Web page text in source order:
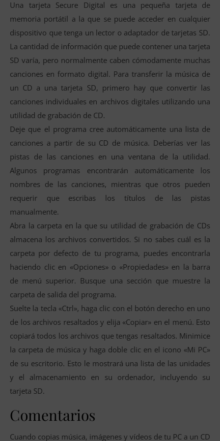
Una tarjeta Secure Digital es una pequeña tarjeta de
memoria portátil a la que se puede acceder en cualquier
dispositivo que tenga un lector o adaptador de tarjetas SD.
La cantidad de información que puede contener una tarjeta
SD varía, pero normalmente caben cómodamente muchas
canciones en formato digital. Para transferir la música de
un CD a una tarjeta SD, primero hay que convertir las
canciones individuales en archivos digitales utilizando una
utilidad de grabación de CD.
Deje que el programa cree automáticamente una lista de
canciones a partir de su CD de música. Deberías ver las
pistas de las canciones en una ventana de la utilidad.
Algunos programas encontrarán automáticamente los
nombres de las canciones, mientras que otros pueden
requerir que escribas los títulos de las pistas
manualmente.
Abra la carpeta en la que su utilidad de grabación de CDs
almacena los archivos convertidos. Si no sabes cuál es la
carpeta por defecto de tu programa, puedes encontrarla
haciendo clic en «Opciones» o «Propiedades» en la barra
de menú superior. Busque una sección que muestre la
carpeta de salida del programa.
Suelte la tecla «Ctrl», haga clic con el botón derecho en uno
de los archivos resaltados y elija «Copiar» en el menú. Esto
copiará todos los archivos que tengas resaltados. Minimice
la carpeta de música y haga doble clic en el icono «Mi PC»
de su escritorio. Esto le mostrará una lista de las unidades
y el almacenamiento en su ordenador, incluyendo su
tarjeta SD.
Comentarios
Cuando copias música, imágenes y vídeos de tu PC a un CD